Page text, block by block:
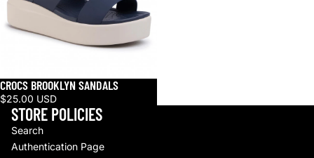
CROCS BROOKLYN SANDALS
$25.00 USD
STORE POLICIES
Search
Authentication Page